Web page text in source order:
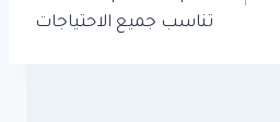
تناسب جميع الاحتياجات